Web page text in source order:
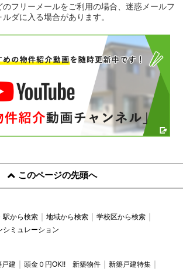
フリーメールをご利用の場合、迷惑メールフ
ルダに入る場合があります。
このページの先頭へ
駅から検索 地域から検索
学校区から検索
シミュレーション
建 頭金０円OK!! 新築物件
新築戸建特集